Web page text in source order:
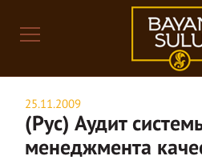
25.11.2009
(Рус) Аудит
менеджмента